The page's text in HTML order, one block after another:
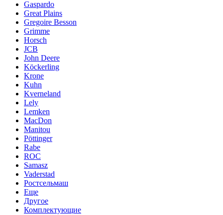
Gaspardo
Great Plains
Gregoire Besson
Grimme
Horsch
JCB
John Deere
Köckerling
Krone
Kuhn
Kverneland
Lely
Lemken
MacDon
Manitou
Pöttinger
Rabe
ROC
Samasz
Vaderstad
Ростсельмаш
Еще
Другое
Комплектующие